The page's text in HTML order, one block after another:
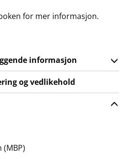
for mer informasjon.
informasjon
og vedlikehold